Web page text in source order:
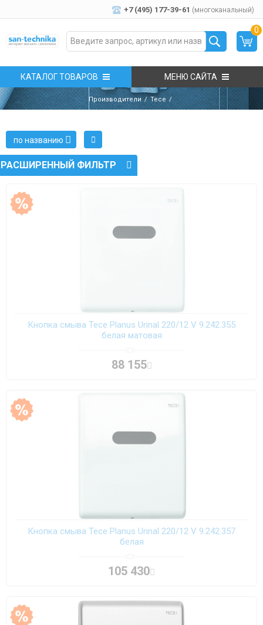
+7 (495) 177-39-61 (многоканальный)
0
КАТАЛОГ ТОВАРОВ МЕНЮ САЙТА
Производители Tece
РАСШИРЕННЫЙ ФИЛЬТР
по названию
Кнопка смыва Tece Planus Urinal 220/12 V 9.242.355
белая матовая
88 155
Кнопка смыва Tece Planus Urinal 220/12 V 9.242.357
белая
105 430